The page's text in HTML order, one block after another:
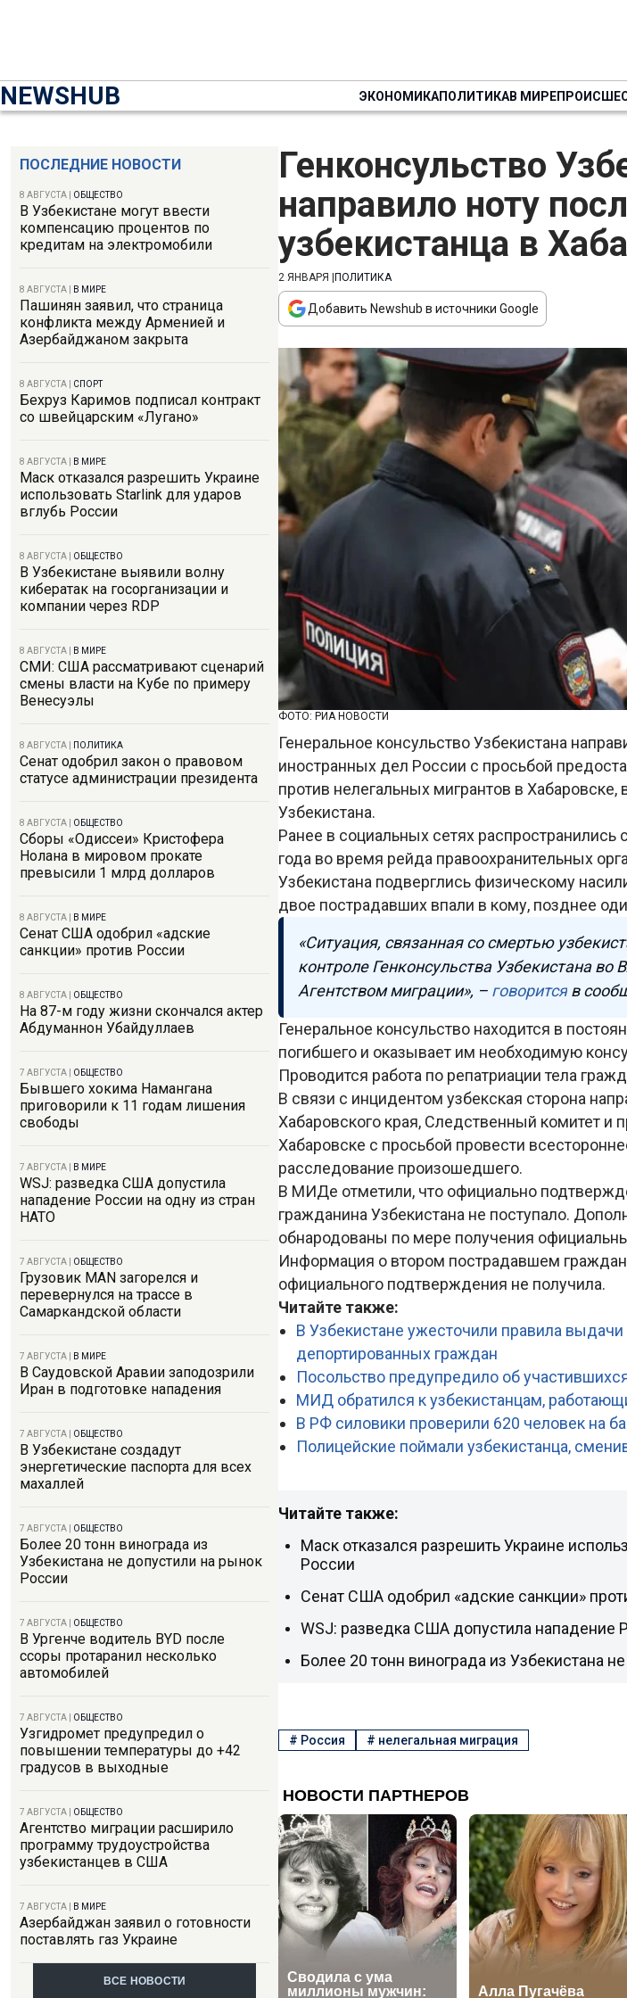
NEWSHUB ЭКОНОМИКАПОЛИТИКАВ МИРЕ
ПОСЛЕДНИЕ НОВОСТИ
8 АВГУСТА ОБЩЕСТВО
В Узбекистане могут ввести
компенсацию процентов по
кредитам на электромобили
8 АВГУСТА В МИРЕ
Пашинян заявил, что страница
конфликта между Арменией и
Азербайджаном закрыта
8 АВГУСТА СПОРТ
Бехруз Каримов подписал контракт
со швейцарским «Лугано»
8 АВГУСТА В МИРЕ
Маск отказался разрешить Украине
использовать Starlink для ударов
вглубь России
8 АВГУСТА ОБЩЕСТВО
В Узбекистане выявили волну
кибератак на госорганизации и
компании через RDP
8 АВГУСТА В МИРЕ
СМИ: США рассматривают сценарий
смены власти на Кубе по примеру
Венесуэлы
8 АВГУСТА ПОЛИТИКА
Сенат одобрил закон о правовом
статусе администрации президента
8 АВГУСТА ОБЩЕСТВО
Сборы «Одиссеи» Кристофера
Нолана в мировом прокате
превысили 1 млрд долларов
8 АВГУСТА В МИРЕ
Сенат США одобрил «адские
санкции» против России
8 АВГУСТА ОБЩЕСТВО
На 87-м году жизни скончался актер
Абдуманнон Убайдуллаев
7 АВГУСТА ОБЩЕСТВО
Бывшего хокима Намангана
приговорили к 11 годам лишения
свободы
7 АВГУСТА В МИРЕ
WSJ: разведка США допустила
нападение России на одну из стран
НАТО
7 АВГУСТА ОБЩЕСТВО
Грузовик MAN загорелся и
перевернулся на трассе в
Самаркандской области
7 АВГУСТА В МИРЕ
В Саудовской Аравии заподозрили
Иран в подготовке нападения
7 АВГУСТА ОБЩЕСТВО
В Узбекистане создадут
энергетические паспорта для всех
махаллей
7 АВГУСТА ОБЩЕСТВО
Более 20 тонн винограда из
Узбекистана не допустили на рынок
России
7 АВГУСТА ОБЩЕСТВО
В Ургенче водитель BYD после
ссоры протаранил несколько
автомобилей
7 АВГУСТА ОБЩЕСТВО
Узгидромет предупредил о
повышении температуры до +42
градусов в выходные
7 АВГУСТА ОБЩЕСТВО
Агентство миграции расширило
программу трудоустройства
узбекистанцев в США
7 АВГУСТА В МИРЕ
Азербайджан заявил о готовности
поставлять газ Украине
ВСЕ НОВОСТИ
Генконсульство
направило ноту
узбекистанца в
2 ЯНВАРЯ ПОЛИТИКА
Добавить Newshub в источники Google
ФОТО: РИА НОВОСТИ
Генеральное консульство Узбекистана
иностранных дел России с просьбой
против нелегальных мигрантов в Хабаровске,
Узбекистана.
Ранее в социальных сетях
года во время рейда правоохранительных
Узбекистана подверглись физическому
двое пострадавших впали в кому, позднее
«Ситуация, связанная со смертью
контроле Генконсульства Узбекистана во
Агентством миграции», – говорится в
Генеральное консульство находится в
погибшего и оказывает им необходимую
Проводится работа по репатриации тела
В связи с инцидентом узбекская сторона
Хабаровского края, Следственный комитет и
Хабаровске с просьбой провести
расследование произошедшего.
В МИДе отметили, что официально
гражданина Узбекистана не поступало.
обнародованы по мере получения
Информация о втором пострадавшем
официального подтверждения не получила.
Читайте также:
В Узбекистане ужесточили правила выдачи
депортированных граждан
Посольство предупредило об
МИД обратился к узбекистанцам,
В РФ силовики проверили 620 человек на
Полицейские поймали узбекистанца,
Читайте также:
Маск отказался разрешить Украине
России
Сенат США одобрил «адские санкции»
WSJ: разведка США допустила нападение
Более 20 тонн винограда из Узбекистана
# Россия # нелегальная миграция